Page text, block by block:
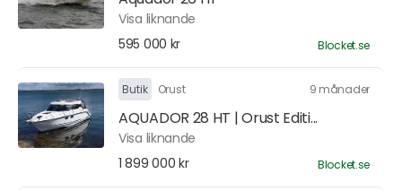
Visa liknande
595 000 kr
Blocket.se
Butik Orust 9 månader
AQUADOR 28 HT | Orust Editi...
Visa liknande
1 899 000 kr
Blocket.se